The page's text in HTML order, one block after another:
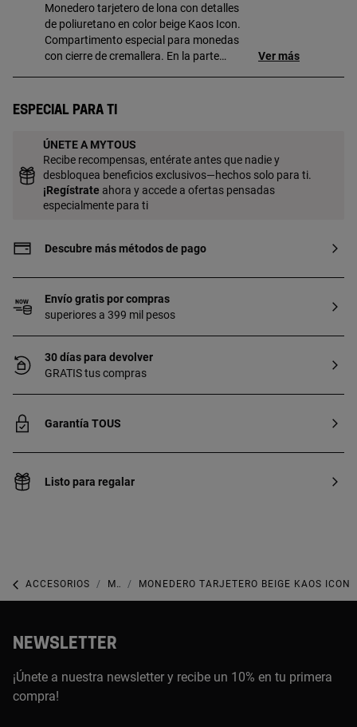
Monedero tarjetero de lona con detalles
de poliuretano en color beige Kaos Icon.
Compartimento especial para monedas
con cierre de cremallera. En la parte
Medidas (alto x ancho x fondo):
Ver más
Especial para ti
ÚNETE A MYTOUS
Recibe recompensas, entérate antes que nadie y
desbloquea beneficios exclusivos—hechos solo para ti.
¡Regístrate ahora y accede a ofertas pensadas
especialmente para ti
Descubre más métodos de pago
Envío gratis por compras
superiores a 399 mil pesos
30 días para devolver
GRATIS tus compras
Garantía TOUS
Listo para regalar
ACCESORIOS MONEDEROS, BILLETERAS, CARTERAS Y TARJETEROS MONEDERO TARJETERO BEIGE KAOS ICON
NEWSLETTER
¡Únete a nuestra newsletter y recibe un 10% en tu primera
compra!